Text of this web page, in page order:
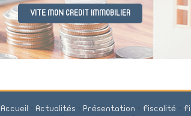
VITE MON CREDIT IMMOBILIER
Accueil - Actualités - Présentation - Fiscalité -